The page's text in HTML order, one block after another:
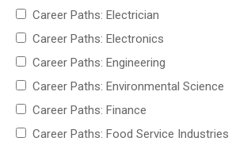
Career Paths: Electrician
Career Paths: Electronics
Career Paths: Engineering
Career Paths: Environmental Science
Career Paths: Finance
Career Paths: Food Service Industries